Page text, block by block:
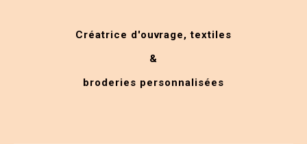
Créatrice d'ouvrage, textiles
&
broderies personnalisées